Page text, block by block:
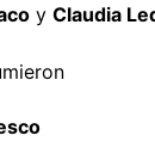
y Claudia